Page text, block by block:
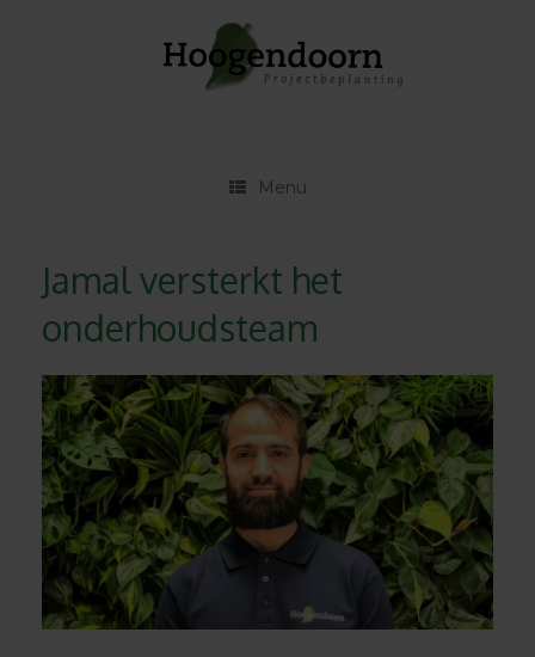
Menu
Jamal versterkt het
onderhoudsteam